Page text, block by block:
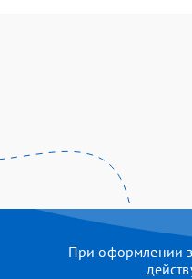
При оформлении